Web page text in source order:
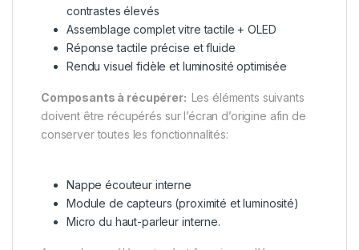
contrastes élevés
Assemblage complet vitre tactile + OLED
Réponse tactile précise et fluide
Rendu visuel fidèle et luminosité optimisée
Composants à récupérer: Les éléments suivants
doivent être récupérés sur l’écran d’origine afin de
conserver toutes les fonctionnalités:
Nappe écouteur interne
Module de capteurs (proximité et luminosité)
Micro du haut-parleur interne.